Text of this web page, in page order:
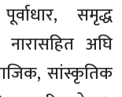
समृद्ध
अघि
सांस्कृतिक